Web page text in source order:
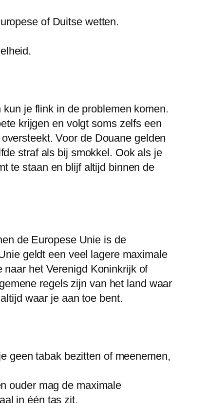
of Duitse wetten.
je flink in de problemen komen.
krijgen en volgt soms zelfs een
Voor de Douane gelden
straf als bij smokkel. Ook als je
te staan en blijf altijd binnen de
de Europese Unie is de
geldt een veel lagere maximale
het Verenigd Koninkrijk of
regels zijn van het land waar
waar je aan toe bent.
geen tabak bezitten of meenemen,
ouder mag de maximale
in één tas zit.